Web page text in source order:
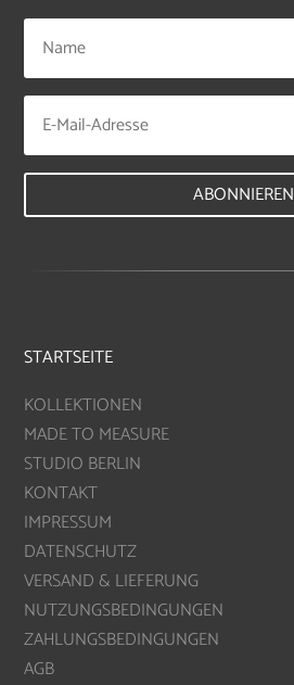
ABONNIEREN
STARTSEITE
KOLLEKTIONEN
MADE TO MEASURE
STUDIO BERLIN
KONTAKT
IMPRESSUM
DATENSCHUTZ
VERSAND & LIEFERUNG
NUTZUNGSBEDINGUNGEN
ZAHLUNGSBEDINGUNGEN
AGB